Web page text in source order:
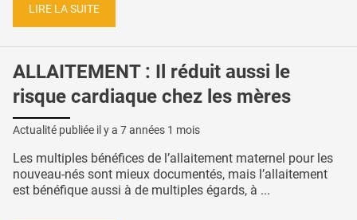
LIRE LA SUITE
ALLAITEMENT : Il réduit aussi le
risque cardiaque chez les mères
Actualité publiée il y a 7 années 1 mois
Les multiples bénéfices de l’allaitement maternel pour les
nouveau-nés sont mieux documentés, mais l’allaitement
est bénéfique aussi à de multiples égards, à ...